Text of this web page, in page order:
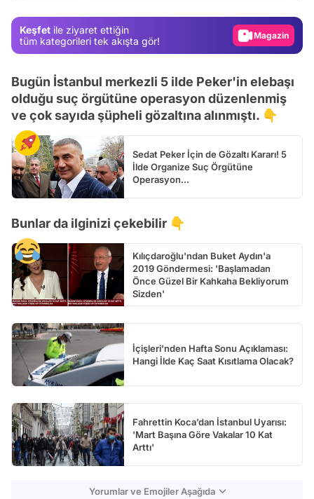
Keşfet ile ziyaret ettiğin
tüm kategorileri tek akışta gör!
Magazin
Test
Bugün İstanbul merkezli 5 ilde Peker'in elebaşı
olduğu suç örgütüne operasyon düzenlenmiş
ve çok sayıda şüpheli gözaltına alınmıştı. 👇
Sedat Peker İçin de Gözaltı Kararı! 5
İlde Organize Suç Örgütüne
Operasyon...
Bunlar da ilginizi çekebilir 👇
Kılıçdaroğlu'ndan Buket Aydın'a
2019 Göndermesi: 'Başlamadan
Önce Güzel Bir Kahkaha Bekliyorum
Sizden'
İçişleri'nden Hafta Sonu Açıklaması:
Hangi İlde Kaç Saat Kısıtlama Olacak?
Fahrettin Koca’dan İstanbul Uyarısı:
'Mart Başına Göre Vakalar 10 Kat
Arttı'
Yorumlar ve Emojiler Aşağıda